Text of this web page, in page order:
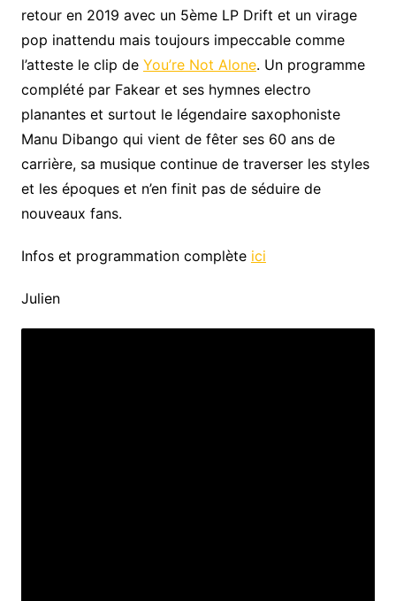
retour en 2019 avec un 5ème LP Drift et un virage
pop inattendu mais toujours impeccable comme
l’atteste le clip de You’re Not Alone. Un programme
complété par Fakear et ses hymnes electro
planantes et surtout le légendaire saxophoniste
Manu Dibango qui vient de fêter ses 60 ans de
carrière, sa musique continue de traverser les styles
et les époques et n’en finit pas de séduire de
nouveaux fans.
Infos et programmation complète ici
Julien